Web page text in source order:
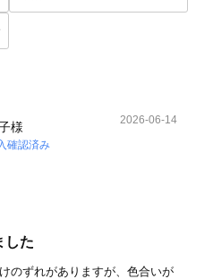
様
確認済み
2026-06-14
した
のずれがありますが、色合いが